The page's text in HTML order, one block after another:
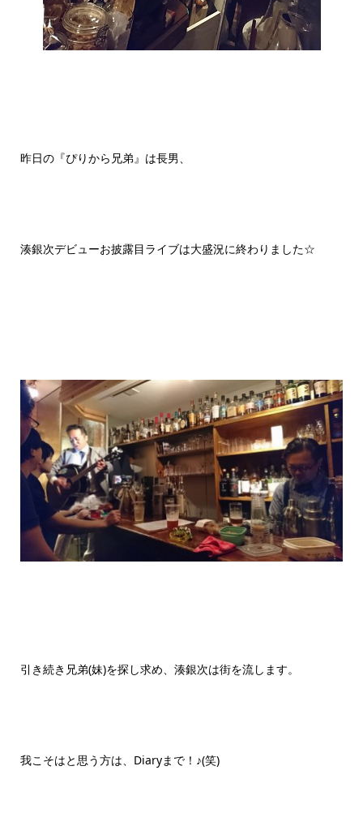
昨日の『ぴりから兄弟』は長男、
湊銀次デビューお披露目ライブは大盛況に終わりました☆
引き続き兄弟(妹)を探し求め、湊銀次は街を流します。
我こそはと思う方は、Diaryまで！♪(笑)